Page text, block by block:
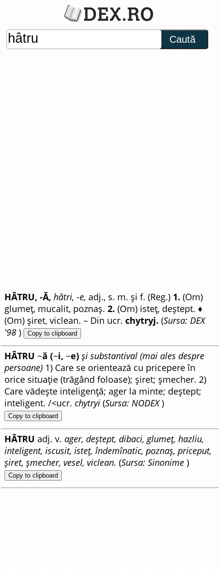
Caută
HÂTRU, -Ă, hâtri, -e, adj., s. m. și f. (Reg.) 1. (Om)
glumeț, mucalit, poznaș.2. (Om) isteț, deștept. ♦
(Om) șiret, viclean. – Din ucr.chytryj. (Sursa: DEX
'98 ) Copy to clipboard
HÂTRU ~ă (~i, ~e) și substantival (mai ales despre
persoane) 1) Care se orientează cu pricepere în
orice situație (trăgând foloase); șiret; șmecher. 2)
Care vădește inteligență; ager la minte; deștept;
inteligent. /<ucr.chytryi (Sursa: NODEX)
Copy to clipboard
HÂTRU adj. v.ager, deștept, dibaci, glumeț, hazliu,
inteligent, iscusit, isteț, îndemînatic, poznaș, priceput,
șiret, șmecher, vesel, viclean. (Sursa: Sinonime )
Copy to clipboard